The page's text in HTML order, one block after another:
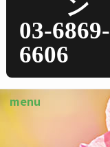
03-6869-
6606